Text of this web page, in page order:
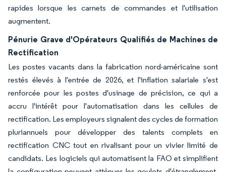
rapides lorsque les carnets de commandes et l'utilisation
augmentent.
Pénurie Grave d'Opérateurs Qualifiés de Machines de
Rectification
Les postes vacants dans la fabrication nord-américaine sont
restés élevés à l'entrée de 2026, et l'inflation salariale s'est
renforcée pour les postes d'usinage de précision, ce qui a
accru l'intérêt pour l'automatisation dans les cellules de
rectification. Les employeurs signalent des cycles de formation
pluriannuels pour développer des talents complets en
rectification CNC tout en rivalisant pour un vivier limité de
candidats. Les logiciels qui automatisent la FAO et simplifient